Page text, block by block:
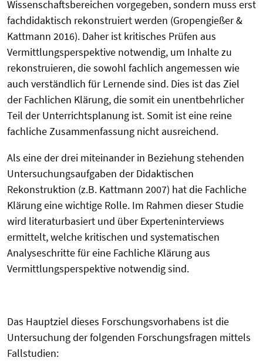
Wissenschaftsbereichen vorgegeben, sondern muss erst
fachdidaktisch rekonstruiert werden (Gropengießer &
Kattmann 2016). Daher ist kritisches Prüfen aus
Vermittlungsperspektive notwendig, um Inhalte zu
rekonstruieren, die sowohl fachlich angemessen wie
auch verständlich für Lernende sind. Dies ist das Ziel
der Fachlichen Klärung, die somit ein unentbehrlicher
Teil der Unterrichtsplanung ist. Somit ist eine reine
fachliche Zusammenfassung nicht ausreichend.
Als eine der drei miteinander in Beziehung stehenden
Untersuchungsaufgaben der Didaktischen
Rekonstruktion (z.B. Kattmann 2007) hat die Fachliche
Klärung eine wichtige Rolle. Im Rahmen dieser Studie
wird literaturbasiert und über Experteninterviews
ermittelt, welche kritischen und systematischen
Analyseschritte für eine Fachliche Klärung aus
Vermittlungsperspektive notwendig sind.
Das Hauptziel dieses Forschungsvorhabens ist die
Untersuchung der folgenden Forschungsfragen mittels
Fallstudien: